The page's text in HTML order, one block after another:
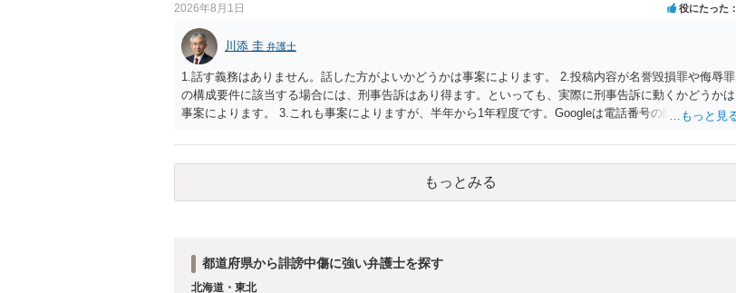
2026年8月1日 役にたった
川添 圭 弁護士
1.話す義務はありません。話した方がよいかどうかは事案によります。 2.投稿内容が名誉毀損罪や侮辱罪
の構成要件に該当する場合には、刑事告訴はあり得ます。といっても、実際に刑事告訴に動くかどうかは
事案によります。 3.これも事案によりますが、半年から1年程度です。Googleは電話番号の開示請求もで
さらにいえば、利用者からの口コミ投稿の場合、開示請求者はある程度対象者を特定できている（ただし
証拠による裏付けか必要なので発信者情報開示請求をする）というケースが比較的多いと思われます。
もっとみる
都道府県から誹謗中傷に強い弁護士を探す
北海道・東北